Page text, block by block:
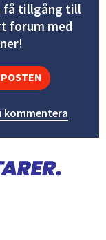
få tillgång till
forum med
kommentera